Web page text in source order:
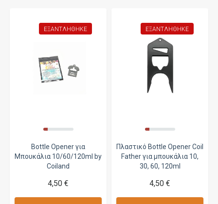
ΕΞΑΝΤΛΉΘΗΚΕ
Bottle Opener για
Μπουκάλια 10/60/120ml by
Coiland
4,50 €
ΕΞΑΝΤΛΉΘΗΚΕ
Πλαστικό Bottle Opener Coil
Father για μπουκάλια 10,
30, 60, 120ml
4,50 €